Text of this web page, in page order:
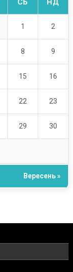
СБ НД
1 2
8 9
15 16
22 23
29 30
Вересень »